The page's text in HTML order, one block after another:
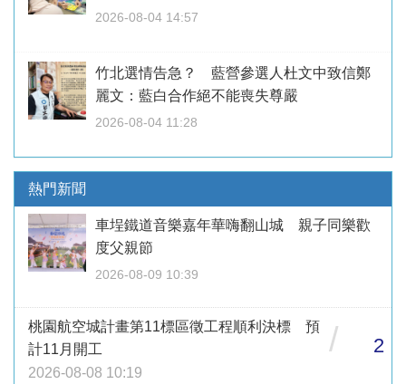
2026-08-04 14:57
竹北選情告急？ 藍營參選人杜文中致信鄭
麗文：藍白合作絕不能喪失尊嚴
2026-08-04 11:28
熱門新聞
車埕鐵道音樂嘉年華嗨翻山城 親子同樂歡
度父親節
2026-08-09 10:39
桃園航空城計畫第11標區徵工程順利決標 預
計11月開工
2026-08-08 10:19
/ 2